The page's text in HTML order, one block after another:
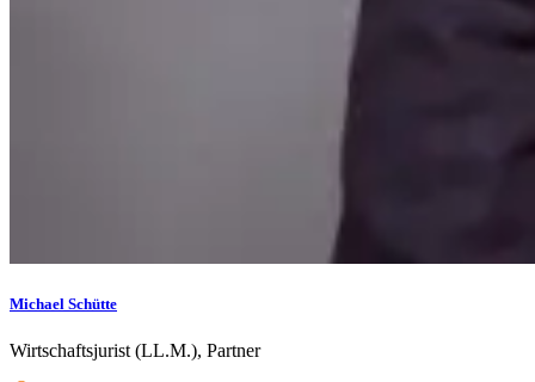
Michael Schütte
Wirtschaftsjurist (LL.M.), Partner